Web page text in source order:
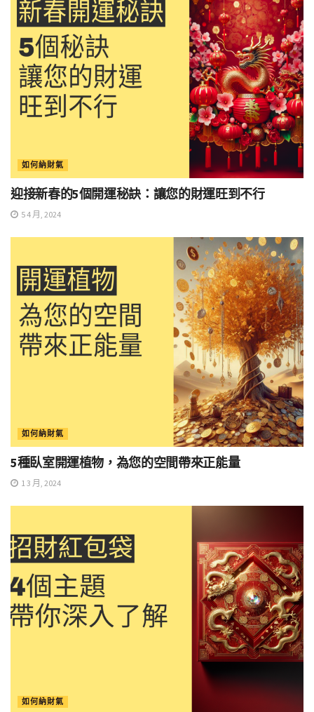
如何納財氣
迎接新春的5個開運秘訣：讓您的財運旺到不行
5 4 月, 2024
如何納財氣
5種臥室開運植物，為您的空間帶來正能量
1 3 月, 2024
如何納財氣